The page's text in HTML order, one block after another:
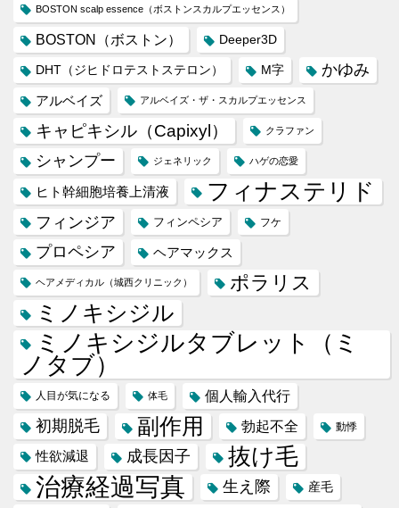
BOSTON scalp essence（ボストンスカルプエッセンス）
BOSTON（ボストン） Deeper3D
DHT（ジヒドロテストステロン） M字 かゆみ
アルベイズ アルベイズ・ザ・スカルプエッセンス
キャピキシル（Capixyl） クラファン
シャンプー ジェネリック ハゲの恋愛
ヒト幹細胞培養上清液 フィナステリド
フィンジア フィンペシア フケ
プロペシア ヘアマックス
ヘアメディカル（城西クリニック） ポラリス
ミノキシジル
ミノキシジルタブレット（ミ
ノタブ）
人目が気になる 体毛 個人輸入代行
初期脱毛 副作用 勃起不全 動悸
性欲減退 成長因子 抜け毛
治療経過写真 生え際 産毛